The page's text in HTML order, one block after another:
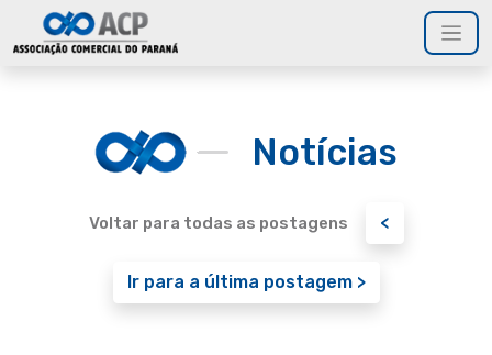
Notícias
Voltar para todas as postagens <
Ir para a última postagem >